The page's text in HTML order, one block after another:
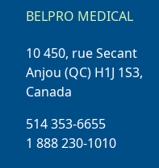
BELPRO MEDICAL
10 450, rue Secant
Anjou (QC) H1J 1S3,
Canada
514 353-6655
1 888 230-1010